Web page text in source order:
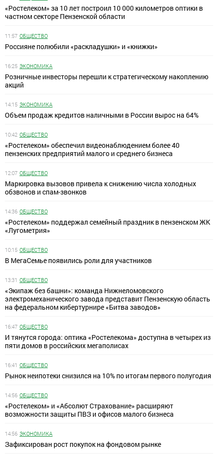
«Ростелеком» за 10 лет построил 10 000 километров оптики в
частном секторе Пензенской области
11:57 ОБЩЕСТВО
Россияне полюбили «раскладушки» и «книжки»
16:25 ЭКОНОМИКА
Розничные инвесторы перешли к стратегическому накоплению
акций
14:15 ЭКОНОМИКА
Объем продаж кредитов наличными в России вырос на 64%
10:42 ОБЩЕСТВО
«Ростелеком» обеспечил видеонаблюдением более 40
пензенских предприятий малого и среднего бизнеса
12:07 ОБЩЕСТВО
Маркировка вызовов привела к снижению числа холодных
обзвонов и спам-звонков
14:36 ОБЩЕСТВО
«Ростелеком» поддержал семейный праздник в пензенском ЖК
«Лугометрия»
10:15 ОБЩЕСТВО
В МегаСемье появились роли для участников
13:31 ОБЩЕСТВО
«Экипаж без башни»: команда Нижнеломовского
электромеханического завода представит Пензенскую область
на федеральном кибертурнире «Битва заводов»
16:47 ОБЩЕСТВО
И тянутся города: оптика «Ростелекома» доступна в четырех из
пяти домов в российских мегаполисах
16:41 ОБЩЕСТВО
Рынок неипотеки снизился на 10% по итогам первого полугодия
14:56 ОБЩЕСТВО
«Ростелеком» и «Абсолют Страхование» расширяют
возможности защиты ПВЗ и офисов малого бизнеса
14:56 ЭКОНОМИКА
Зафиксирован рост покупок на фондовом рынке